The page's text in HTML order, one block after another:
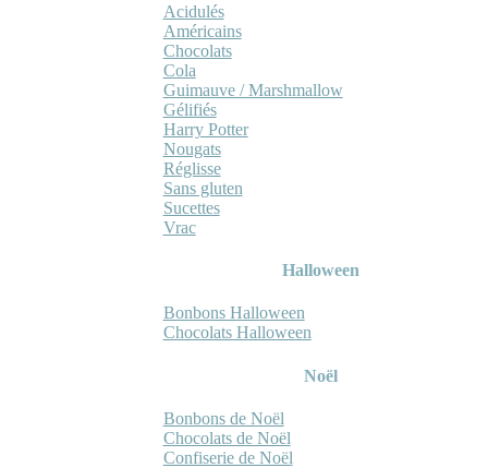
Acidulés
Américains
Chocolats
Cola
Guimauve / Marshmallow
Gélifiés
Harry Potter
Nougats
Réglisse
Sans gluten
Sucettes
Vrac
Halloween
Bonbons Halloween
Chocolats Halloween
Noël
Bonbons de Noël
Chocolats de Noël
Confiserie de Noël